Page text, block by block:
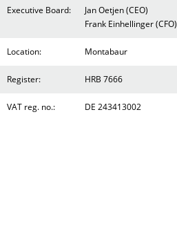
Executive Board:
Jan Oetjen (CEO)
Frank Einhellinger (CFO)
Location: Montabaur
Register: HRB 7666
VAT reg. no.: DE 243413002